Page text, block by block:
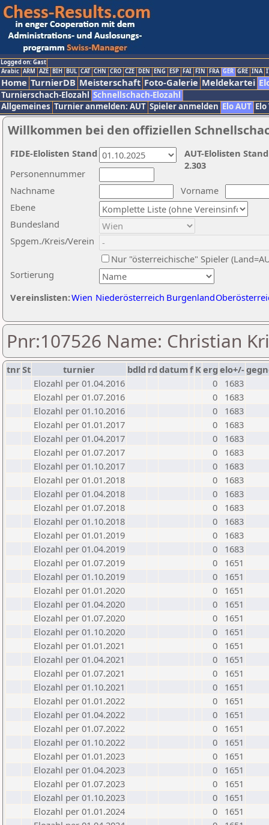
Logged on: Gast
Arabic ARM AZE BIH BUL CAT CHN CRO CZE DEN ENG ESP FAI FIN FRA GER GRE INA
Home TurnierDB Meisterschaft Foto-Galerie Meldekartei
Turnierschach-Elozahl Schnellschach-Elozahl
Allgemeines Turnier anmelden: AUT Spieler anmelden Elo AUT
Willkommen bei den offiziellen
Nachname
Vorname
Ebene
Sortierung
Personennummer
Bundesland
Spgem./Kreis/Verein
Nur "österreichische" Spieler
Vereinslisten:Wien Niederösterreich Burgenland
AUT-Elolisten
2.303
FIDE-Elolisten Stand
Pnr:107526 Name: Christian
tnrSt turnier bdld rd datumf Kerg elo+/-
Elozahl per 01.04.2016
0
1683
Elozahl per 01.07.2016
0
1683
Elozahl per 01.10.2016
0
1683
Elozahl per 01.01.2017
0
1683
Elozahl per 01.04.2017
0
1683
Elozahl per 01.07.2017
0
1683
Elozahl per 01.10.2017
0
1683
Elozahl per 01.01.2018
0
1683
Elozahl per 01.04.2018
0
1683
Elozahl per 01.07.2018
0
1683
Elozahl per 01.10.2018
0
1683
Elozahl per 01.01.2019
0
1683
Elozahl per 01.04.2019
0
1683
Elozahl per 01.07.2019
0
1651
Elozahl per 01.10.2019
0
1651
Elozahl per 01.01.2020
0
1651
Elozahl per 01.04.2020
0
1651
Elozahl per 01.07.2020
0
1651
Elozahl per 01.10.2020
0
1651
Elozahl per 01.01.2021
0
1651
Elozahl per 01.04.2021
0
1651
Elozahl per 01.07.2021
0
1651
Elozahl per 01.10.2021
0
1651
Elozahl per 01.01.2022
0
1651
Elozahl per 01.04.2022
0
1651
Elozahl per 01.07.2022
0
1651
Elozahl per 01.10.2022
0
1651
Elozahl per 01.01.2023
0
1651
Elozahl per 01.04.2023
0
1651
Elozahl per 01.07.2023
0
1651
Elozahl per 01.10.2023
0
1651
Elozahl per 01.01.2024
0
1651